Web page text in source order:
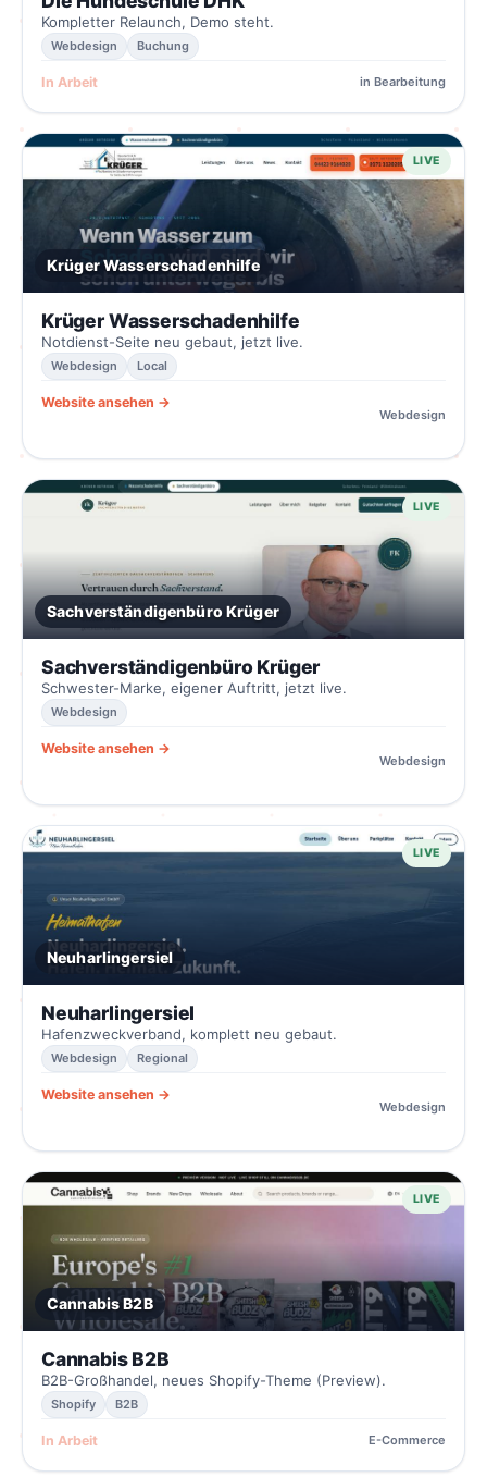
Kompletter Relaunch, Demo steht.
Webdesign Buchung
In Arbeit in Bearbeitung
LIVE
Krüger Wasserschadenhilfe
Krüger Wasserschadenhilfe
Notdienst-Seite neu gebaut, jetzt live.
Webdesign Local
Website ansehen →
Webdesign
LIVE
Sachverständigenbüro Krüger
Sachverständigenbüro Krüger
Schwester-Marke, eigener Auftritt, jetzt live.
Webdesign
Website ansehen →
Webdesign
LIVE
Neuharlingersiel
Neuharlingersiel
Hafenzweckverband, komplett neu gebaut.
Webdesign Regional
Website ansehen →
Webdesign
LIVE
Cannabis B2B
Cannabis B2B
B2B-Großhandel, neues Shopify-Theme (Preview).
Shopify B2B
In Arbeit E-Commerce